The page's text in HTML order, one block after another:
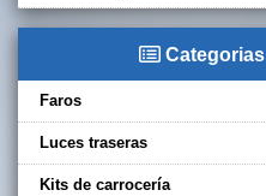
Categorias
Faros
Luces traseras
Kits de carrocería